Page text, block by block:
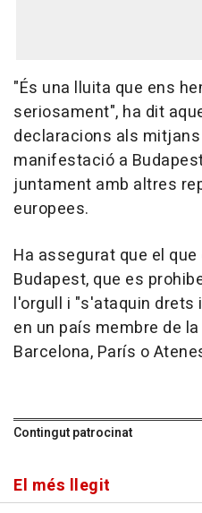
"És una lluita que ens
seriosament", ha dit
declaracions als
manifestació a
juntament amb altres
europees.
Ha assegurat que el
Budapest, que es
l'orgull i "s'ataquin
en un país membre de
Barcelona, París o
Contingut patrocinat
El més llegit